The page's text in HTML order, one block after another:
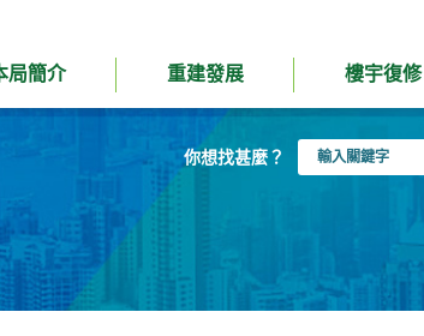
局簡介 重建發展 樓宇復修
你想找甚麼？
入